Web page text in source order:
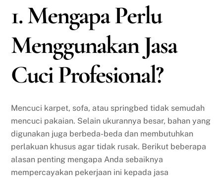
1. Mengapa Perlu
Menggunakan Jasa
Cuci Profesional?
Mencuci karpet, sofa, atau springbed tidak semudah
mencuci pakaian. Selain ukurannya besar, bahan yang
digunakan juga berbeda-beda dan membutuhkan
perlakuan khusus agar tidak rusak. Berikut beberapa
alasan penting mengapa Anda sebaiknya
mempercayakan pekerjaan ini kepada jasa